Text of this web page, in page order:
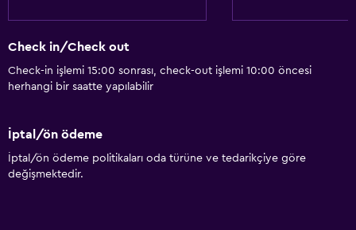
Check in/Check out
Check-in işlemi 15:00 sonrası, check-out işlemi 10:00 öncesi
herhangi bir saatte yapılabilir
İptal/ön ödeme
İptal/ön ödeme politikaları oda türüne ve tedarikçiye göre
değişmektedir.